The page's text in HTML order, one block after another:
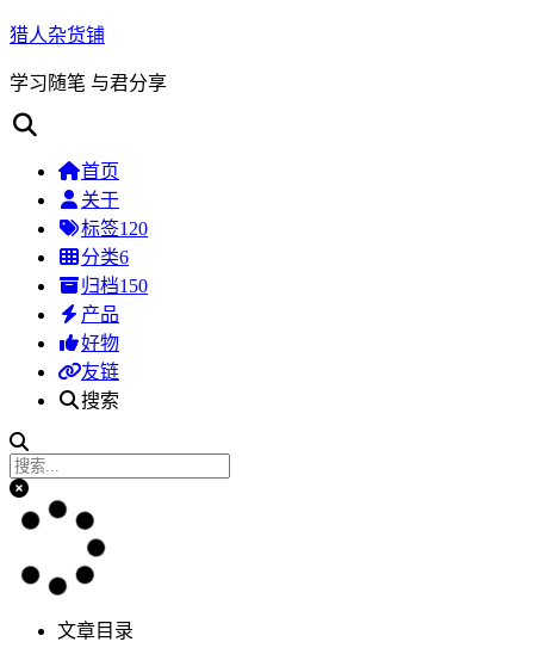
猎人杂货铺
学习随笔 与君分享
首页
关于
标签120
分类6
归档150
产品
好物
友链
搜索
文章目录